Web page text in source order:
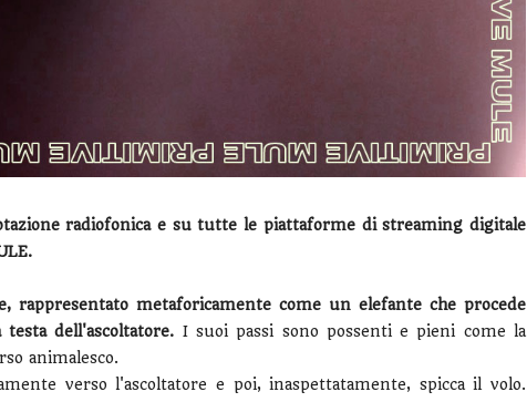
radiofonica e su tutte le piattaforme di streaming digitale
rappresentato metaforicamente come un elefante che procede
dell'ascoltatore. I suoi passi sono possenti e pieni come la
animalesco.
verso l'ascoltatore e poi, inaspettatamente, spicca il volo.